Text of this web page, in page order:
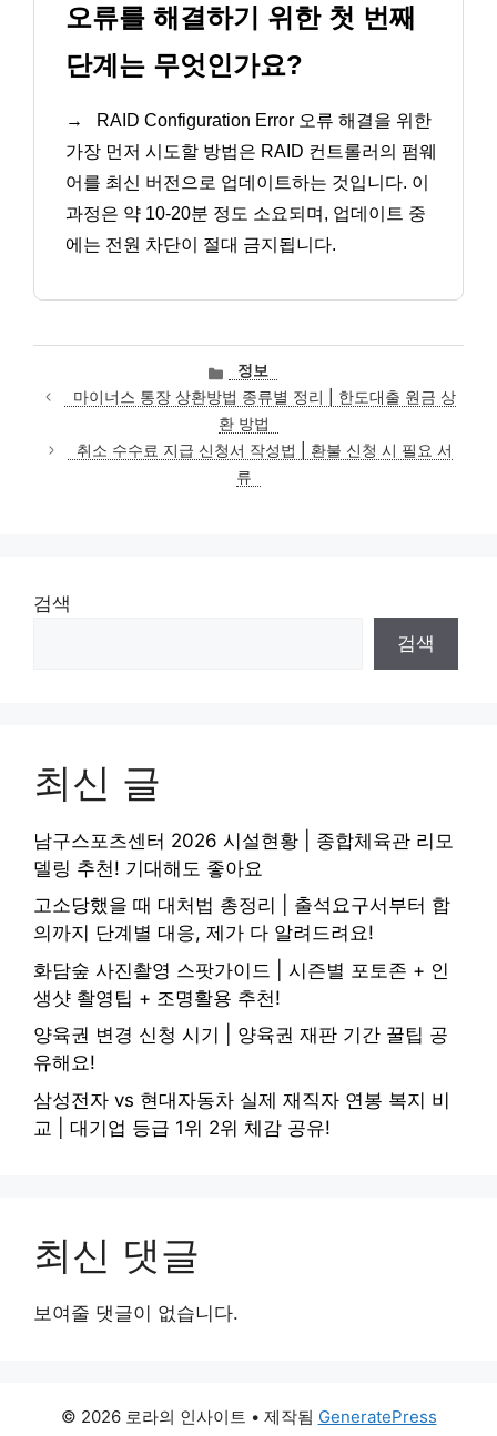
오류를 해결하기 위한 첫 번째
단계는 무엇인가요?
→
RAID Configuration Error 오류 해결을 위한
가장 먼저 시도할 방법은 RAID 컨트롤러의 펌웨
어를 최신 버전으로 업데이트하는 것입니다. 이
과정은 약 10-20분 정도 소요되며, 업데이트 중
에는 전원 차단이 절대 금지됩니다.
카
테
고
리
정보
마이너스 통장 상환방법 종류별 정리 | 한도대출 원금 상
환 방법
취소 수수료 지급 신청서 작성법 | 환불 신청 시 필요 서
류
검색
검색
최신 글
남구스포츠센터 2026 시설현황 | 종합체육관 리모
델링 추천! 기대해도 좋아요
고소당했을 때 대처법 총정리 | 출석요구서부터 합
의까지 단계별 대응, 제가 다 알려드려요!
화담숲 사진촬영 스팟가이드 | 시즌별 포토존 + 인
생샷 촬영팁 + 조명활용 추천!
양육권 변경 신청 시기 | 양육권 재판 기간 꿀팁 공
유해요!
삼성전자 vs 현대자동차 실제 재직자 연봉 복지 비
교 | 대기업 등급 1위 2위 체감 공유!
최신 댓글
보여줄 댓글이 없습니다.
© 2026 로라의 인사이트 • 제작됨 GeneratePress